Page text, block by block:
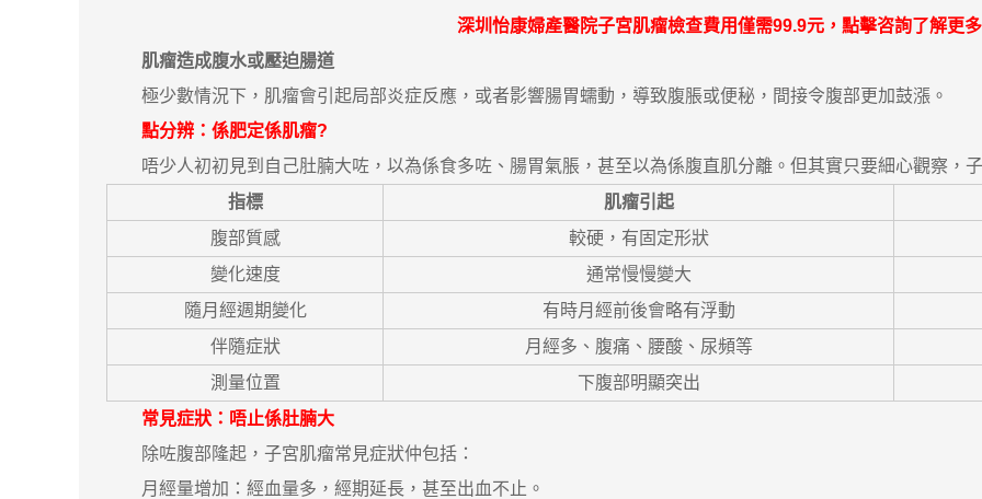
深圳怡康婦產醫院子宮肌瘤檢查費用僅需99.9元， 點擊咨詢了解更
肌瘤造成腹水或壓迫腸道
極少數情況下，肌瘤會引起局部炎症反應，或者影響腸胃蠕動，導致腹脹或便秘，間接令腹部更加鼓漲。
點分辨：係肥定係肌瘤?
唔少人初初見到自己肚腩大咗，以為係食多咗、腸胃氣脹，甚至以為係腹直肌分離。但其實只要細心觀察，
指標
肌瘤引起
腹部質感
較硬，有固定形狀
變化速度
通常慢慢變大
隨月經週期變化
有時月經前後會略有浮動
伴隨症狀
月經多、腹痛、腰酸、尿頻等
測量位置
下腹部明顯突出
常見症狀：唔止係肚腩大
除咗腹部隆起，子宮肌瘤常見症狀仲包括：
月經量增加：經血量多，經期延長，甚至出血不止。